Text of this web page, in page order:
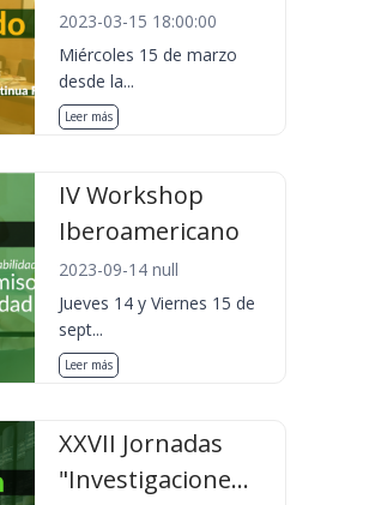
2023-03-15 18:00:00
Miércoles 15 de marzo
desde la...
Leer más
IV Workshop
Iberoamericano
2023-09-14 null
Jueves 14 y Viernes 15 de
sept...
Leer más
XXVII Jornadas
"Investigacione...